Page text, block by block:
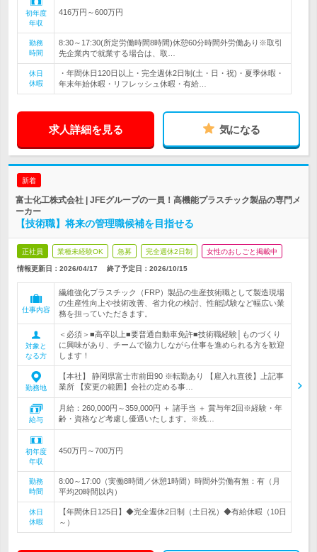
初年度
年収
416万円～600万円
勤務
時間
8:30～17:30(所定労働時間8時間)休憩60分時間外労働あり※取引
先企業内で就業する場合は、取…
休日
休暇
・年間休日120日以上・完全週休2日制(土・日・祝)・夏季休暇・
年末年始休暇・リフレッシュ休暇・有給…
求人詳細を見る 気になる
新着
富士化工株式会社 | JFEグループの一員！高機能プラスチック製品の専門メ
ーカー
【技術職】将来の管理職候補を目指せる
正社員 業種未経験OK 急募 完全週休2日制 女性のおしごと掲載中
情報更新日：2026/04/17 終了予定日： 2026/10/15
仕事内容
繊維強化プラスチック（FRP）製品の生産技術職として製造現場
の生産性向上や技術改善、省力化の検討、性能試験など幅広い業
務を担っていただきます。
対象と
なる方
＜必須＞■高卒以上■要普通自動車免許■技術職経験│ものづくり
に興味があり、チームで協力しながら仕事を進められる方を歓迎
します！
勤務地
【本社】 静岡県富士市前田90 ※転勤あり 【雇入れ直後】上記事
業所 【変更の範囲】会社の定める事…
給与
月給：260,000円～359,000円 ＋ 諸手当 ＋ 賞与年2回※経験・年
齢・資格など考慮し優遇いたします。※残…
初年度
年収
450万円～700万円
勤務
時間
8:00～17:00（実働8時間／休憩1時間）時間外労働有無：有（月
平均20時間以内）
休日
休暇
【年間休日125日】◆完全週休2日制（土日祝）◆有給休暇（10日
～）